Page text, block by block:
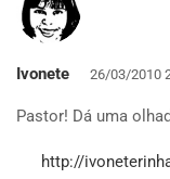
Ivonete 26/03/2010
Pastor! Dá uma
http://